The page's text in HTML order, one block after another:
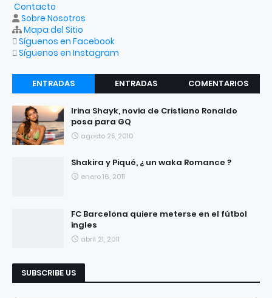
Contacto
Sobre Nosotros
Mapa del Sitio
Síguenos en Facebook
Síguenos en Instagram
ENTRADAS
RECIENTES
ENTRADAS
COMENTARIOS
Irina Shayk, novia de Cristiano Ronaldo
posa para GQ
agosto 25, 2010
Shakira y Piqué, ¿ un waka Romance ?
enero 16, 2011
FC Barcelona quiere meterse en el fútbol
ingles
abril 21, 2011
SUBSCRIBE US